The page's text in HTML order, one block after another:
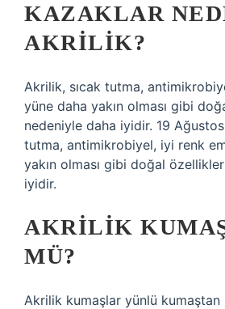
KAZAKLAR
AKRILIK?
Akrilik, sıcak tutma,
yüne daha yakın olması gibi
nedeniyle daha iyidir. 19
tutma, antimikrobiyel, iyi renk
yakın olması gibi doğal
iyidir.
AKRILIK
MÜ?
Akrilik kumaşlar yünlü kumaştan